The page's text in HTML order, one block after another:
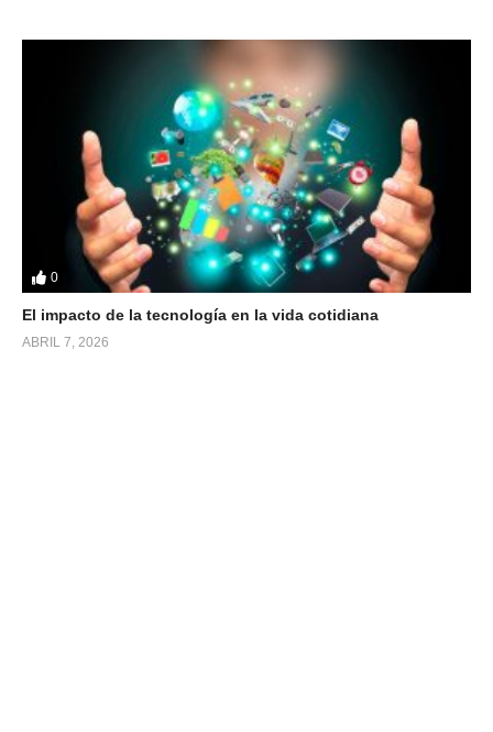
0
El impacto de la tecnología en la vida cotidiana
ABRIL 7, 2026